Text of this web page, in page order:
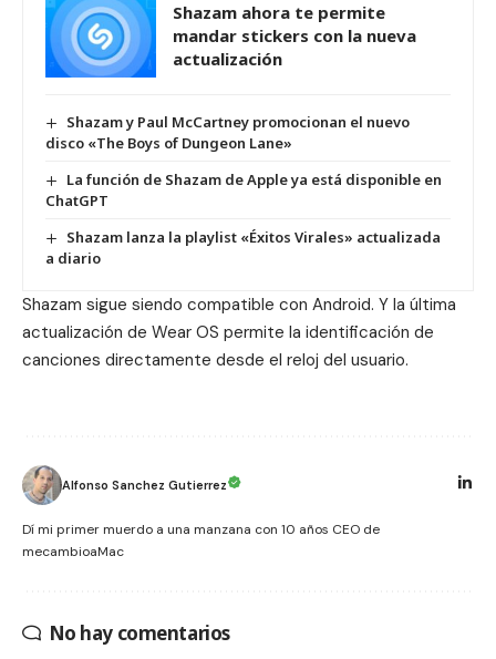
Shazam ahora te permite
mandar stickers con la nueva
actualización
Shazam y Paul McCartney promocionan el nuevo
disco «The Boys of Dungeon Lane»
La función de Shazam de Apple ya está disponible en
ChatGPT
Shazam lanza la playlist «Éxitos Virales» actualizada
a diario
Shazam sigue siendo compatible con Android. Y la última
actualización de Wear OS permite la identificación de
canciones directamente desde el reloj del usuario.
Alfonso Sanchez Gutierrez
Dí mi primer muerdo a una manzana con 10 años CEO de
mecambioaMac
No hay comentarios